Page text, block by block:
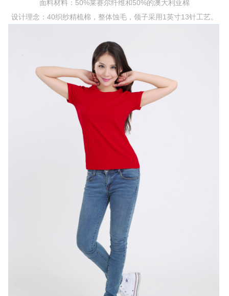
面料材料：50%莱赛尔纤维和50%的澳大利亚棉
设计理念：40织纱精梳棉，整体蚀毛，领子采用1英寸13针工艺。